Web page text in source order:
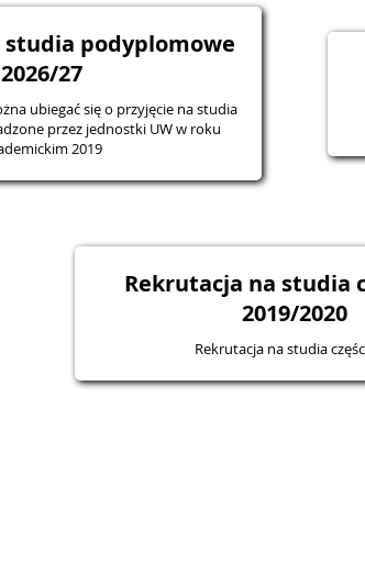
podyplomowe
2026/27
ubiegać się o przyjęcie na studia
przez jednostki UW w roku
2019
Rekrutacja na studia
2019/2020
Rekrutacja na studia